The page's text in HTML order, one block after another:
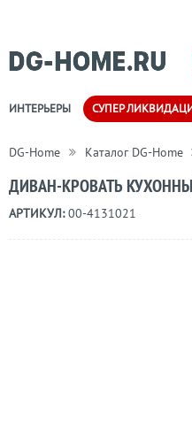
ИНТЕРЬЕРЫ СУПЕР
DG-Home Каталог DG-Home
ДИВАН-КРОВАТЬ
АРТИКУЛ:00-4131021